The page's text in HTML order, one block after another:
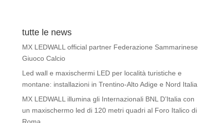
tutte le news
MX LEDWALL official partner Federazione Sammarinese
Giuoco Calcio
Led wall e maxischermi LED per località turistiche e
montane: installazioni in Trentino-Alto Adige e Nord Italia
MX LEDWALL illumina gli Internazionali BNL D’Italia con
un maxischermo led di 120 metri quadri al Foro Italico di